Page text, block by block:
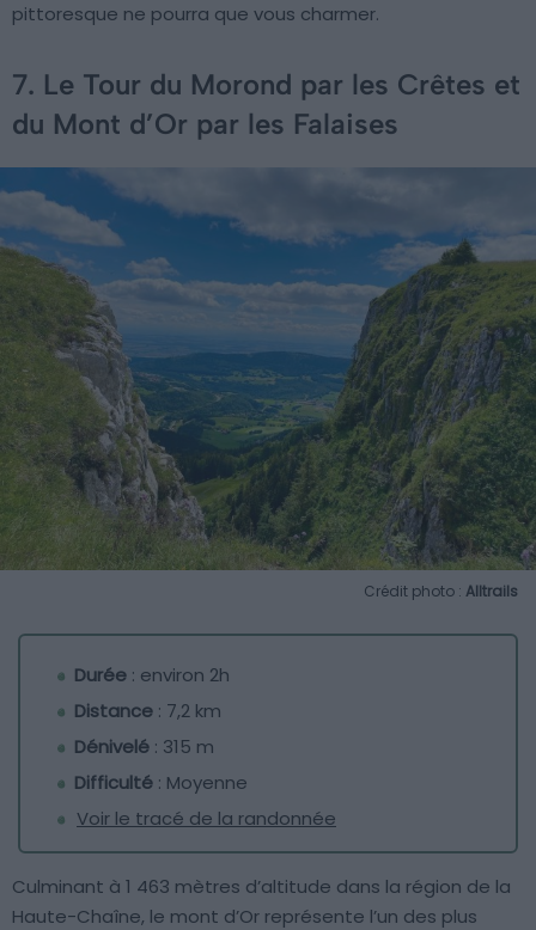
pittoresque ne pourra que vous charmer.
7. Le Tour du Morond par les Crêtes et
du Mont d’Or par les Falaises
Crédit photo : Alltrails
Durée : environ 2h
Distance : 7,2 km
Dénivelé : 315 m
Difficulté : Moyenne
Voir le tracé de la randonnée
Culminant à 1 463 mètres d’altitude dans la région de la
Haute-Chaîne, le mont d’Or représente l’un des plus